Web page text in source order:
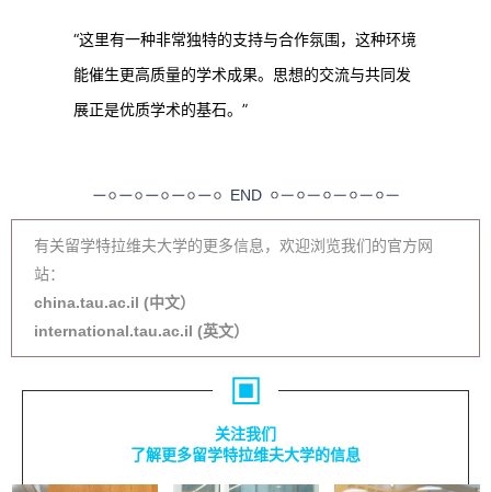
“这里有一种非常独特的支持与合作氛围，这种环境
能催生更高质量的学术成果。思想的交流与共同发
展正是优质学术的基石。”
END
有关留学特拉维夫大学的更多信息，欢迎浏览我们的官方网
站：
china.tau.ac.il (中文）
international.tau.ac.il (英文）
关注我们
了解更多留学特拉维夫大学的信息